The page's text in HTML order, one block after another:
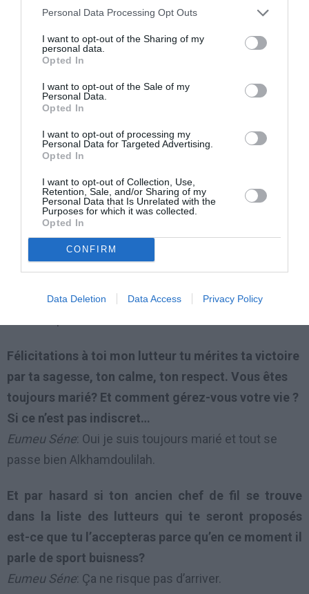
Personal Data Processing Opt Outs
I want to opt-out of the Sharing of my
personal data.
Opted In
I want to opt-out of the Sale of my
Personal Data.
Opted In
I want to opt-out of processing my
Personal Data for Targeted Advertising.
Opted In
I want to opt-out of Collection, Use,
Retention, Sale, and/or Sharing of my
Personal Data that Is Unrelated with the
Purposes for which it was collected.
Opted In
CONFIRM
Data Deletion Data Access Privacy Policy
Eumeu Séne: Je suis naturellement comme cela et je
juste des êtres humains et rien d’autre. Je ne fais
même pas attention à cela donc ce n’est pas quelque
chose que je fais exprès.
J’aimerais savoir si prendre Yékini n’est pas très tôt
à cause des préparations du combat tu n’auras pas
Eumeu Séne: La lutte c’est mon métier. Je me lève
chaque jour pour aller aux entrainements comme
ceux qui se lèvent chaque jour pour aller à leurs
bureaux. Je n’attends personne pour cela. Si la saison
tant que la saison est ouverte, je suis prêt à tout
Félicitations à toi mon lutteur tu mérites ta victoire
par ta sagesse, ton calme, ton respect. Vous êtes
toujours marié? Et comment gérez-vous votre vie ?
Si ce n’est pas indiscret…
Eumeu Séne: Oui je suis toujours marié et tout se
passe bien Alkhamdoulilah.
Et par hasard si ton ancien chef de fil se trouve
dans la liste des lutteurs qui te seront proposés
est-ce que tu l’accepteras parce qu’en ce moment il
parle de sport buisness?
Eumeu Séne: Ça ne risque pas d’arriver.